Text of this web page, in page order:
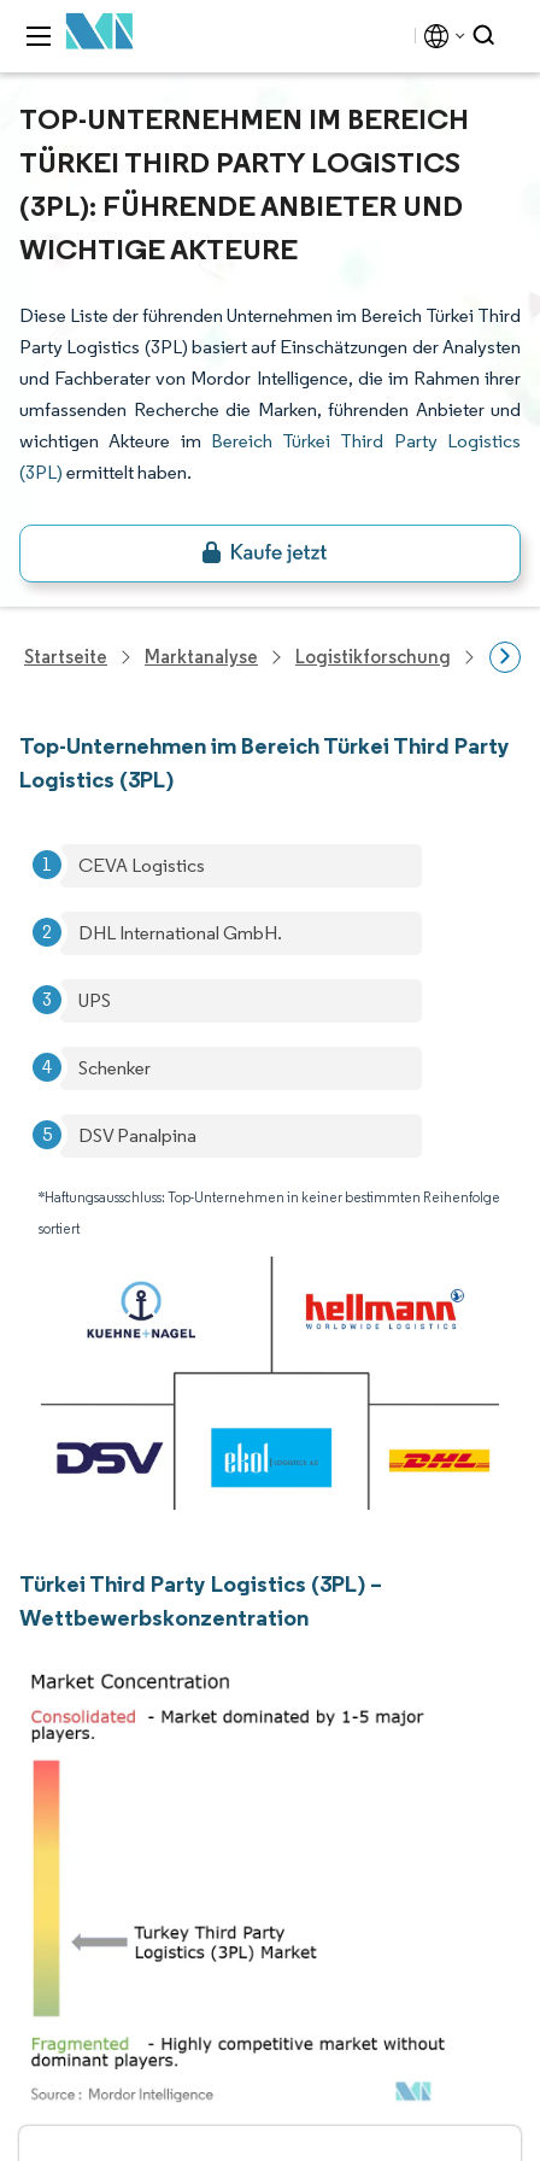
TOP-UNTERNEHMEN IM BEREICH
TÜRKEI THIRD PARTY LOGISTICS
(3PL): FÜHRENDE ANBIETER UND
WICHTIGE AKTEURE
Diese Liste der führenden Unternehmen im Bereich Türkei Third
Party Logistics (3PL) basiert auf Einschätzungen der Analysten
und Fachberater von Mordor Intelligence, die im Rahmen ihrer
umfassenden Recherche die Marken, führenden Anbieter und
wichtigen Akteure im Bereich Türkei Third Party Logistics
(3PL) ermittelt haben.
Startseite Marktanalyse Logistikforschung
Top-Unternehmen im Bereich Türkei Third Party
Logistics (3PL)
CEVA Logistics
DHL International GmbH.
UPS
Schenker
DSV Panalpina
*Haftungsausschluss: Top-Unternehmen in keiner bestimmten Reihenfolge
sortiert
Türkei Third Party Logistics (3PL) –
Wettbewerbskonzentration